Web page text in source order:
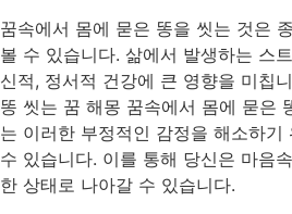
꿈속에서 몸에 묻은 똥을 씻는 것은
볼 수 있습니다. 삶에서 발생하는 스
신적, 정서적 건강에 큰 영향을 미칩
똥 씻는 꿈 해몽 꿈속에서 몸에 묻은
는 이러한 부정적인 감정을 해소하기
수 있습니다. 이를 통해 당신은 마음
한 상태로 나아갈 수 있습니다.